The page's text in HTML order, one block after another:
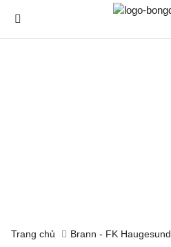
Trang chủ Brann - FK Haugesund